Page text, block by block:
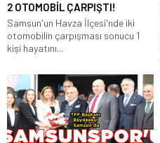
2 OTOMOBİL ÇARPIŞTI!
Samsun'un Havza İlçesi'nde iki
otomobilin çarpışması sonucu 1
kişi hayatını...